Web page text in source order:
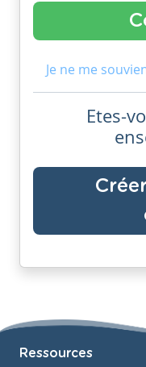
Je ne me
Etes-
Ressources